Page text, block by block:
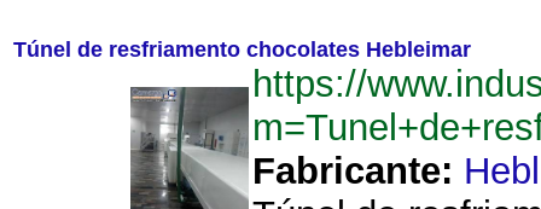
Túnel de resfriamento chocolates Hebleimar
https://
Fabricante: